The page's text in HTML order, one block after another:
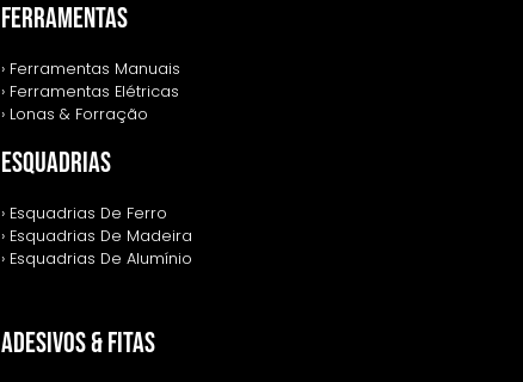
FERRAMENTAS
› Ferramentas Manuais
› Ferramentas Elétricas
› Lonas & Forração
ESQUADRIAS
› Esquadrias De Ferro
› Esquadrias De Madeira
› Esquadrias De Alumínio
ADESIVOS & FITAS